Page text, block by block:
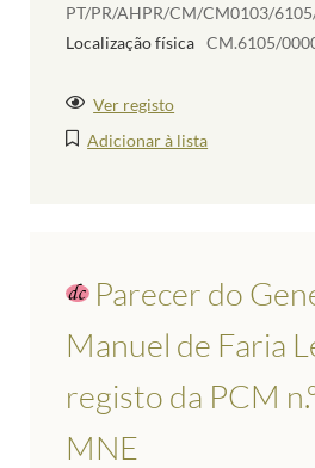
PT/PR/AHPR/CM/CM0103/
Localização física CM.6105/
Ver registo
Adicionar à lista
Parecer do
Manuel de Faria
registo da PCM
MNE